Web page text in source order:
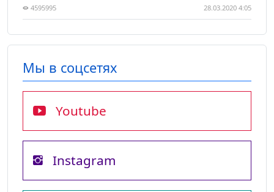
4595995 28.03.2020 4:05
Мы в соцсетях
Youtube
Instagram